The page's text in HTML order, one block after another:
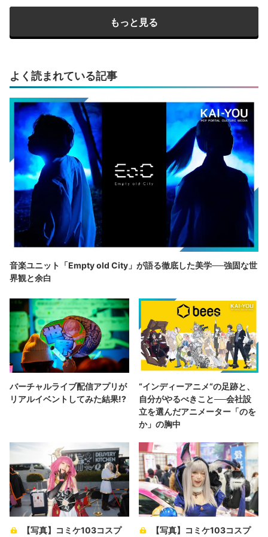
もっと見る
よく読まれている記事
音楽ユニット「Empty old City」が語る徹底した美学──強固な世
界観と余白
バーチャルライブ配信アプリが
リアルイベントしてみた結果!?
“インディーアニメ“の足跡と、
自分がやるべきこと──会社設
立を選んだアニメーター「のを
か」の胸中
【写真】コミケ103コスプ 【写真】コミケ103コスプ